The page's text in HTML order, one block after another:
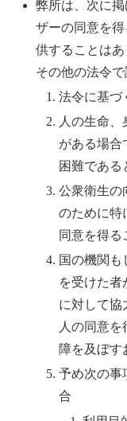
弊所は、次に
ザーの同意を
供することは
その他の法令で
法令に基づ
人の生命
がある場合
困難である
公衆衛生の
のために特
同意を得る
国の機関も
を受けた者
に対して協
人の同意
障を及ぼす
予め次の事
合